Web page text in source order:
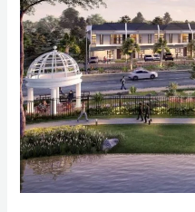
dengan
Harga
Terjangkau
dan
Fasilitas
Ok